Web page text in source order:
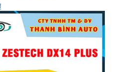
Giá
hiện
tại